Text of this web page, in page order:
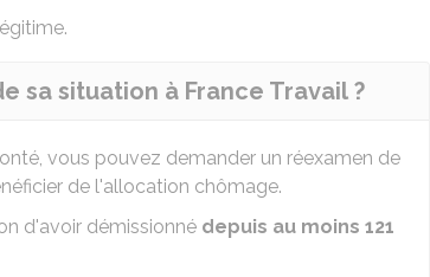
sa situation à France Travail ?
vous pouvez demander un réexamen de
de l'allocation chômage.
d'avoir démissionné depuis au moins 121